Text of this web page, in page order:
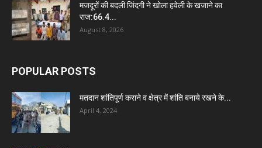
मजदूरों की बदली जिंदगी ने खोला हवेली के खजाने का
राज:66.4...
August 8, 2026
POPULAR POSTS
मतदान शांतिपूर्ण कराने व क्षेत्र में शांति बनाये रखने के...
April 4, 2024